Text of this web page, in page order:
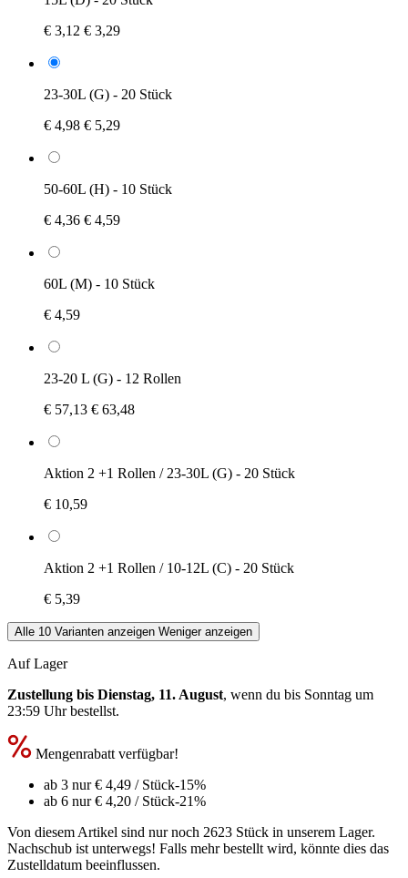
€ 3,12 € 3,29
23-30L (G) - 20 Stück
€ 4,98 € 5,29
50-60L (H) - 10 Stück
€ 4,36 € 4,59
60L (M) - 10 Stück
€ 4,59
23-20 L (G) - 12 Rollen
€ 57,13 € 63,48
Aktion 2 +1 Rollen / 23-30L (G) - 20 Stück
€ 10,59
Aktion 2 +1 Rollen / 10-12L (C) - 20 Stück
€ 5,39
Alle 10 Varianten anzeigen Weniger anzeigen
Auf Lager
Zustellung bis Dienstag, 11. August, wenn du bis Sonntag um
23:59 Uhrbestellst.
Mengenrabatt verfügbar!
ab 3 nur€ 4,49 / Stück-15%
ab 6 nur€ 4,20 / Stück-21%
Von diesem Artikel sind nur noch 2623 Stück in unserem Lager.
Nachschub ist unterwegs! Falls mehr bestellt wird, könnte dies das
Zustelldatum beeinflussen.